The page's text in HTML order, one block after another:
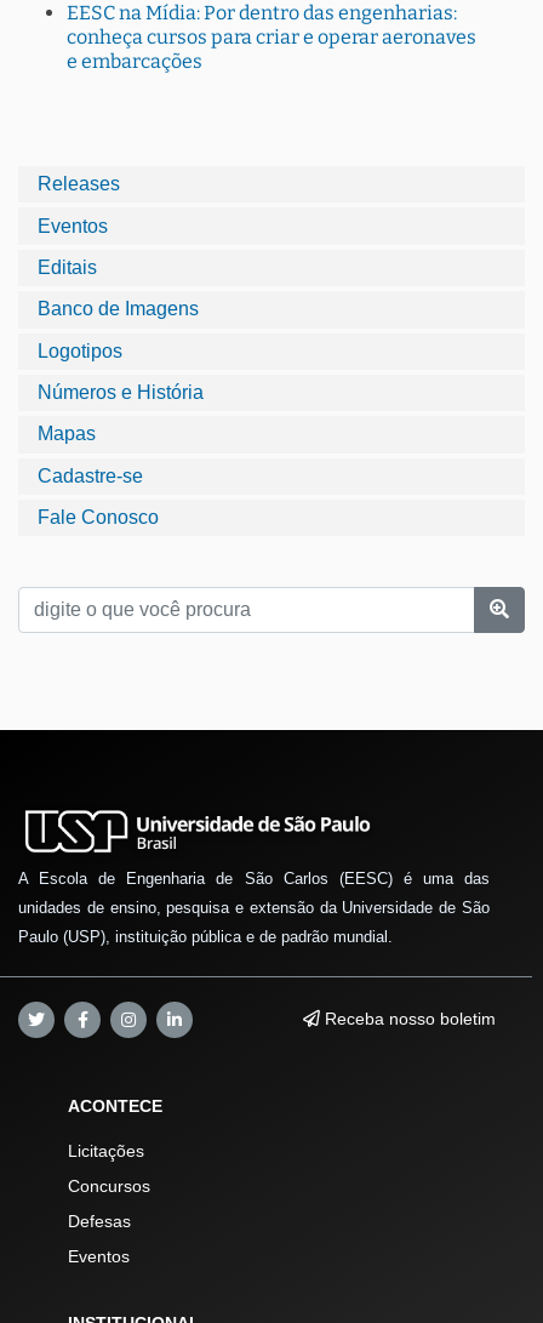
EESC na Mídia: Por dentro das engenharias:
conheça cursos para criar e operar aeronaves
e embarcações
Releases
Eventos
Editais
Banco de Imagens
Logotipos
Números e História
Mapas
Cadastre-se
Fale Conosco
A Escola de Engenharia de São Carlos (EESC) é uma das
unidades de ensino, pesquisa e extensão da Universidade de São
Paulo (USP), instituição pública e de padrão mundial.
Receba nosso boletim
ACONTECE
Licitações
Concursos
Defesas
Eventos